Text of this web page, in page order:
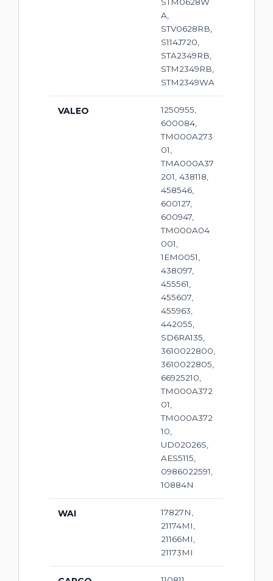
STM0628W
A,
STV0628RB,
S114J720,
STA2349RB,
STM2349RB,
STM2349WA
VALEO
1250955,
600084,
TM000A273
01,
TMA000A37
201, 438118,
458546,
600127,
600947,
TM000A04
001,
1EM0051,
438097,
455561,
455607,
455963,
442055,
SD6RA135,
3610022800,
3610022805,
66925210,
TM000A372
01,
TM000A372
10,
UD02026S,
AES5115,
0986022591,
10884N
WAI
17827N,
21174MI,
21166MI,
21173MI